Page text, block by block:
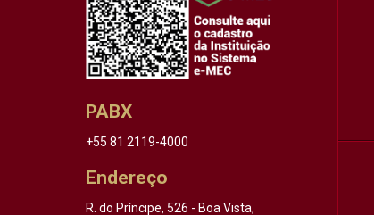
PABX
+55 81 2119-4000
Endereço
R. do Príncipe, 526 - Boa Vista,